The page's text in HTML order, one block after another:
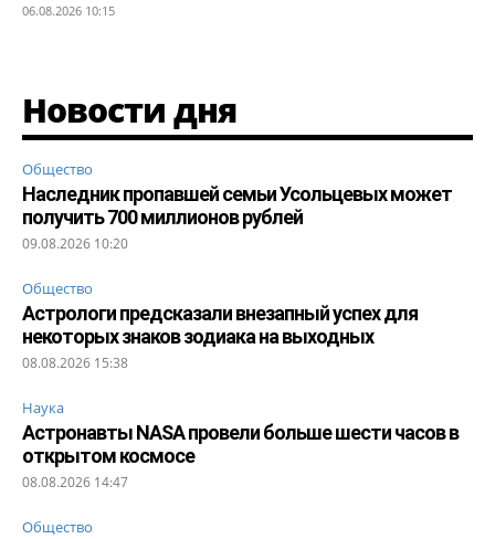
06.08.2026 10:15
Новости дня
Общество
Наследник пропавшей семьи Усольцевых может
получить 700 миллионов рублей
09.08.2026 10:20
Общество
Астрологи предсказали внезапный успех для
некоторых знаков зодиака на выходных
08.08.2026 15:38
Наука
Астронавты NASA провели больше шести часов в
открытом космосе
08.08.2026 14:47
Общество